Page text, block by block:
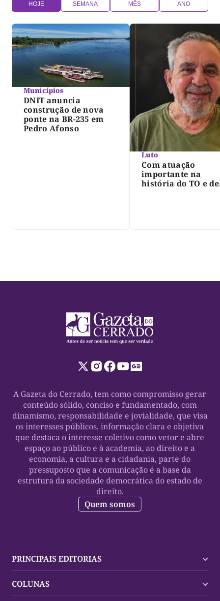
HOJE SEMANA MÊS ANO
Municípios
DNIT anuncia
construção de nova
ponte na BR-235 em
Pedro Afonso
Luto
Com atuação
importante na
história do TO e de
A Gazeta do Cerrado, tem como compromisso gerar
conteúdo sólido, conciso e fundamentado, com
dinamismo, responsabilidade e jovialidade, que visa
os interesses públicos, informação clara e objetiva
que destaca o interesse coletivo como vetor e abre
espaço ao público e à academia, ao direito e a
economia, a cultura e a cidadania, parte do
pressuposto que a comunicação é a base da
estrutura da sociedade democrática do estado de
direito.
Quem somos
PRINCIPAIS EDITORIAS
Palmas
COLUNAS